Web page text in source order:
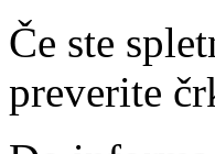
Če ste
preverite